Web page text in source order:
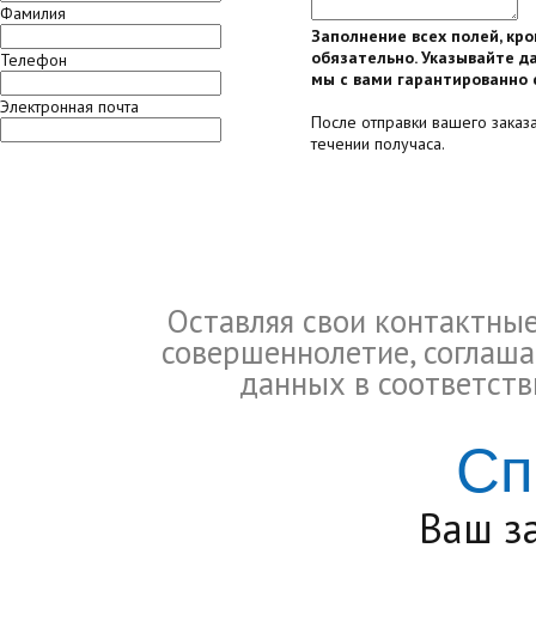
Фамилия
Телефон
Электронная почта
Заполнение всех полей,
обязательно. Указывайте
мы с вами гарантированно
После отправки вашего
течении получаса.
Оставляя свои
совершеннолетие,
данных в
Ваш